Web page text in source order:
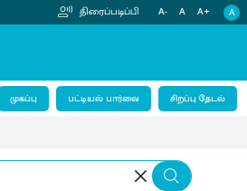
திரைப்படிப்பி A- A A+ A
முகப்பு பட்டியல் பார்வை சிறப்பு தேடல்